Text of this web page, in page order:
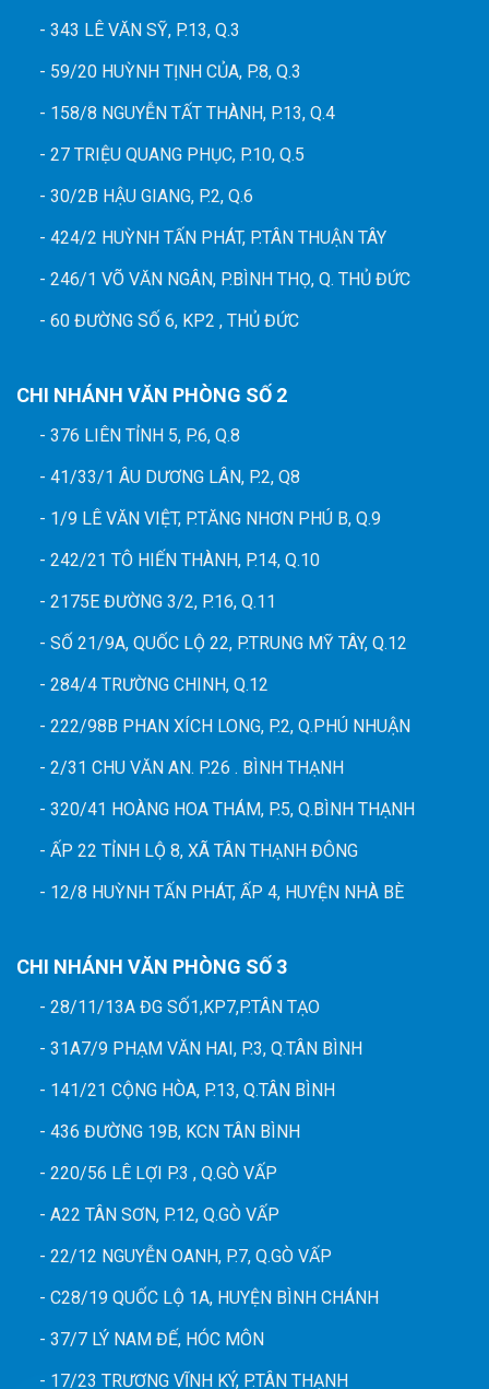
- 343 LÊ VĂN SỸ, P.13, Q.3
- 59/20 HUỲNH TỊNH CỦA, P.8, Q.3
- 158/8 NGUYỄN TẤT THÀNH, P.13, Q.4
- 27 TRIỆU QUANG PHỤC, P.10, Q.5
- 30/2B HẬU GIANG, P.2, Q.6
- 424/2 HUỲNH TẤN PHÁT, P.TÂN THUẬN TÂY
- 246/1 VÕ VĂN NGÂN, P.BÌNH THỌ, Q. THỦ ĐỨC
- 60 ĐƯỜNG SỐ 6, KP2 , THỦ ĐỨC
CHI NHÁNH VĂN PHÒNG SỐ 2
- 376 LIÊN TỈNH 5, P.6, Q.8
- 41/33/1 ÂU DƯƠNG LÂN, P.2, Q8
- 1/9 LÊ VĂN VIỆT, P.TĂNG NHƠN PHÚ B, Q.9
- 242/21 TÔ HIẾN THÀNH, P.14, Q.10
- 2175E ĐƯỜNG 3/2, P.16, Q.11
- SỐ 21/9A, QUỐC LỘ 22, P.TRUNG MỸ TÂY, Q.12
- 284/4 TRƯỜNG CHINH, Q.12
- 222/98B PHAN XÍCH LONG, P.2, Q.PHÚ NHUẬN
- 2/31 CHU VĂN AN. P.26 . BÌNH THẠNH
- 320/41 HOÀNG HOA THÁM, P.5, Q.BÌNH THẠNH
- ẤP 22 TỈNH LỘ 8, XÃ TÂN THẠNH ĐÔNG
- 12/8 HUỲNH TẤN PHÁT, ẤP 4, HUYỆN NHÀ BÈ
CHI NHÁNH VĂN PHÒNG SỐ 3
- 28/11/13A ĐG SỐ1,KP7,P.TÂN TẠO
- 31A7/9 PHẠM VĂN HAI, P.3, Q.TÂN BÌNH
- 141/21 CỘNG HÒA, P.13, Q.TÂN BÌNH
- 436 ĐƯỜNG 19B, KCN TÂN BÌNH
- 220/56 LÊ LỢI P.3 , Q.GÒ VẤP
- A22 TÂN SƠN, P.12, Q.GÒ VẤP
- 22/12 NGUYỄN OANH, P.7, Q.GÒ VẤP
- C28/19 QUỐC LỘ 1A, HUYỆN BÌNH CHÁNH
- 37/7 LÝ NAM ĐẾ, HÓC MÔN
- 17/23 TRƯƠNG VĨNH KÝ, P.TÂN THẠNH